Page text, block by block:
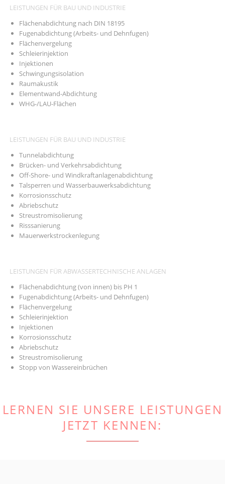
LEISTUNGEN FÜR BAU UND INDUSTRIE
Flächenabdichtung nach DIN 18195
Fugenabdichtung (Arbeits- und Dehnfugen)
Flächenvergelung
Schleierinjektion
Injektionen
Schwingungsisolation
Raumakustik
Elementwand-Abdichtung
WHG-/LAU-Flächen
LEISTUNGEN FÜR BAU UND INDUSTRIE
Tunnelabdichtung
Brücken- und Verkehrsabdichtung
Off-Shore- und Windkraftanlagenabdichtung
Talsperren und Wasserbauwerksabdichtung
Korrosionsschutz
Abriebschutz
Streustromisolierung
Risssanierung
Mauerwerkstrockenlegung
LEISTUNGEN FÜR ABWASSERTECHNISCHE ANLAGEN
Flächenabdichtung (von innen) bis PH 1
Fugenabdichtung (Arbeits- und Dehnfugen)
Flächenvergelung
Schleierinjektion
Injektionen
Korrosionsschutz
Abriebschutz
Streustromisolierung
Stopp von Wassereinbrüchen
LERNEN SIE UNSERE LEISTUNGEN
JETZT KENNEN: